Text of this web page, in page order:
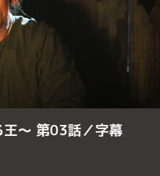
～ 第03話／字幕